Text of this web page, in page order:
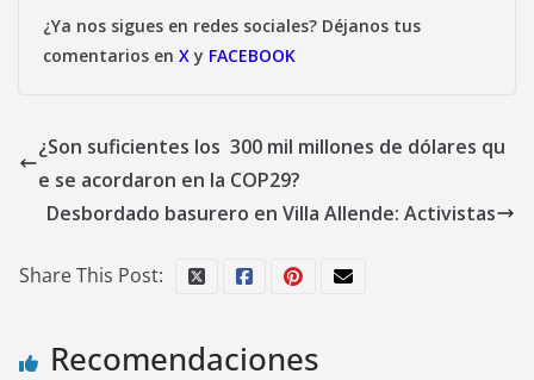
¿Ya nos sigues en redes sociales? Déjanos tus
comentarios en X y FACEBOOK
¿Son suficientes los 300 mil millones de dólares qu
e se acordaron en la COP29?
Desbordado basurero en Villa Allende: Activistas
Share This Post:
Recomendaciones